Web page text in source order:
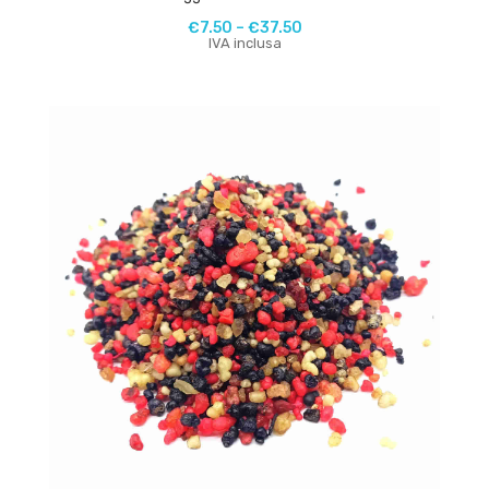
€7.50 – €37.50
IVA inclusa